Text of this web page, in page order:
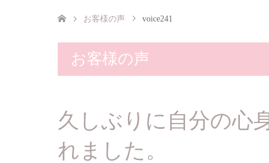
お客様の声 voice241
お客様の声
久しぶりに自分の心
れました。